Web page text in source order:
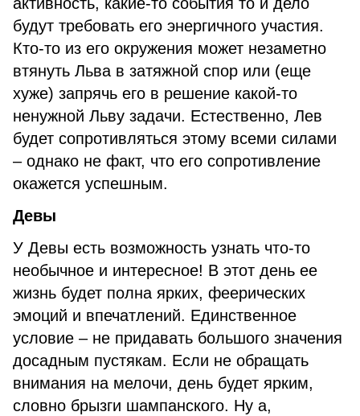
будут требовать его энергичного участия.
Кто-то из его окружения может незаметно
втянуть Льва в затяжной спор или (еще
хуже) запрячь его в решение какой-то
ненужной Льву задачи. Естественно, Лев
будет сопротивляться этому всеми силами
– однако не факт, что его сопротивление
окажется успешным.
Девы
У Девы есть возможность узнать что-то
необычное и интересное! В этот день ее
жизнь будет полна ярких, феерических
эмоций и впечатлений. Единственное
условие – не придавать большого значения
досадным пустякам. Если не обращать
внимания на мелочи, день будет ярким,
словно брызги шампанского. Ну а,